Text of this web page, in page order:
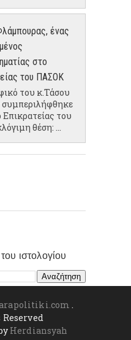
ένας
στο
του ΠΑΣΟΚ
του κ.Τάσου
του
θέση: ...
ιστολογίου
.
Herdiansyah